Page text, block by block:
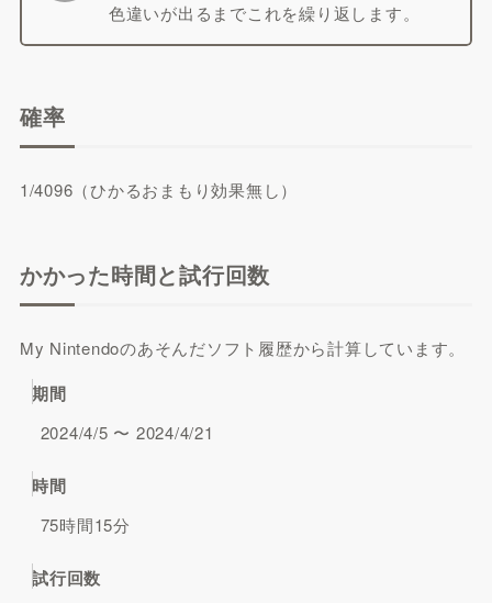
色違いが出るまでこれを繰り返します。
確率
1/4096（ひかるおまもり効果無し）
かかった時間と試行回数
My Nintendoのあそんだソフト履歴から計算しています。
期間
2024/4/5 〜 2024/4/21
時間
75時間15分
試行回数